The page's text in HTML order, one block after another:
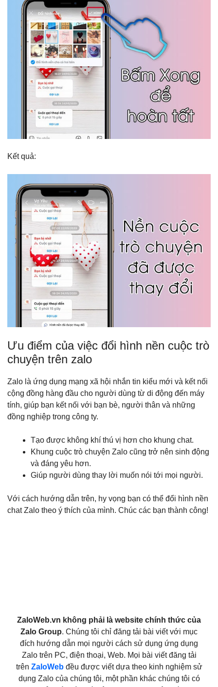
Kết quả:
Ưu điểm của việc đổi hình nền cuộc trò
chuyện trên zalo
Zalo là ứng dụng mạng xã hội nhắn tin kiểu mới và kết nối
cộng đồng hàng đầu cho người dùng từ di động đến máy
tính, giúp bạn kết nối với bạn bè, người thân và những
đồng nghiệp trong công ty.
Tạo được không khí thú vị hơn cho khung chat.
Khung cuộc trò chuyện Zalo cũng trở nên sinh động
và đáng yêu hơn.
Giúp người dùng thay lời muốn nói tới mọi người.
Với cách hướng dẫn trên, hy vọng bạn có thể đổi hình nền
chat Zalo theo ý thích của mình. Chúc các bạn thành công!
ZaloWeb.vn không phải là website chính thức của
Zalo Group. Chúng tôi chỉ đăng tải bài viết với mục
đích hướng dẫn mọi người cách sử dụng ứng dụng
Zalo trên PC, điện thoại, Web. Mọi bài viết đăng tải
trên ZaloWebđều được viết dựa theo kinh nghiệm sử
dụng Zalo của chúng tôi, một phần khác chúng tôi có